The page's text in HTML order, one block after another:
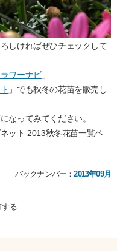
しければぜひチェックして
ワーナビ」
」でも秋冬の花苗を販売し
なってみてください。
ット 2013秋冬花苗一覧ペ
バックナンバー：2013年09月
る